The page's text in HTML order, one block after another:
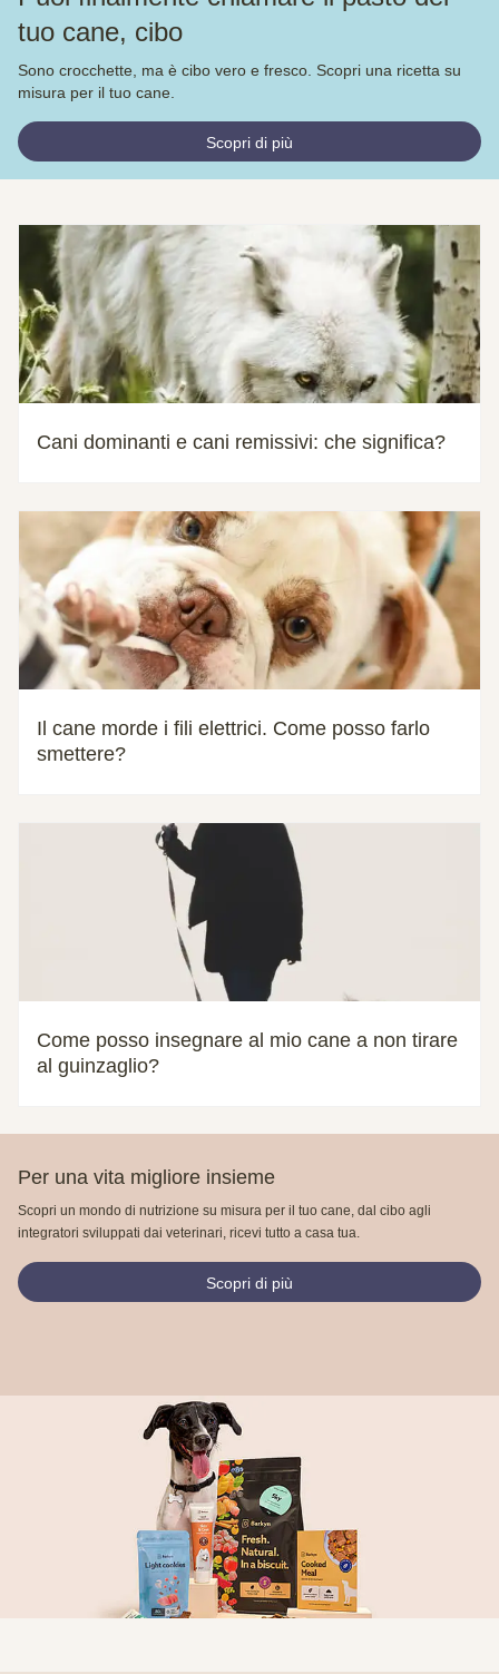
tuo cane, cibo
Sono crocchette, ma è cibo vero e fresco. Scopri una ricetta su
misura per il tuo cane.
Scopri di più
Cani dominanti e cani remissivi: che significa?
Il cane morde i fili elettrici. Come posso farlo
smettere?
Come posso insegnare al mio cane a non tirare
al guinzaglio?
Per una vita migliore insieme
Scopri un mondo di nutrizione su misura per il tuo cane, dal cibo agli
integratori sviluppati dai veterinari, ricevi tutto a casa tua.
Scopri di più